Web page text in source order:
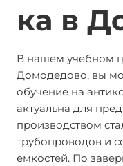
ка в
В нашем учебном
Домодедово, вы
обучение на
актуальна для
производством
трубопроводов и
емкостей. По